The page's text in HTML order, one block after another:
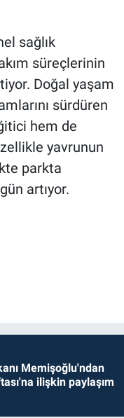
sağlık
süreçlerinin
Doğal yaşam
sürdüren
hem de
yavrunun
parkta
artıyor.
Memişoğlu'ndan
ilişkin paylaşım